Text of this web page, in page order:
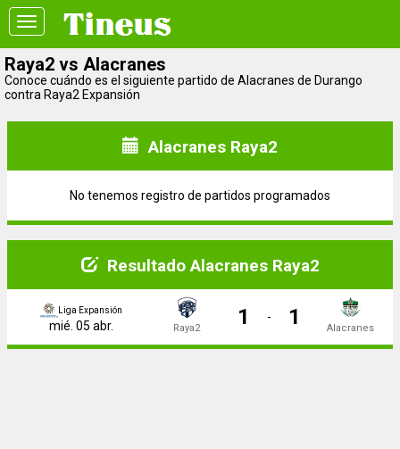
Toggle
navigation
Raya2 vs Alacranes
Conoce cuándo es el siguiente partido de Alacranes de Durango
contra Raya2 Expansión
Alacranes Raya2
No tenemos registro de partidos programados
Resultado Alacranes Raya2
Liga Expansión
mié. 05 abr. Raya2 1 - 1 Alacranes